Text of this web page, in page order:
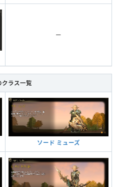
ー
クラス一覧
ソード ミューズ